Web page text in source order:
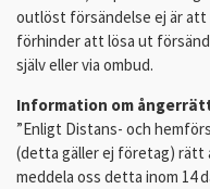
outlöst försändelse ej är att
förhinder att lösa ut
själv eller via ombud.
Information om
”Enligt Distans- och
(detta gäller ej företag)
meddela oss detta inom 14